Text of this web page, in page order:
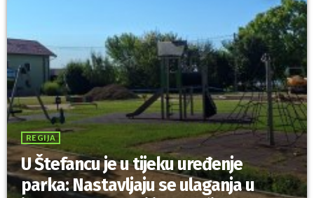
REGIJA
U Štefancu je u tijeku uređenje
parka: Nastavljaju se ulaganja u